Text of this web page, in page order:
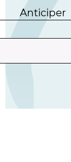
Anticiper